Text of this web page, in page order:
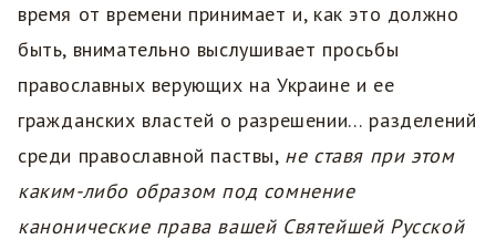
время от времени принимает и, как это должно
быть, внимательно выслушивает просьбы
православных верующих на Украине и ее
гражданских властей о разрешении… разделений
среди православной паствы, не ставя при этом
каким-либо образом под сомнение
канонические права вашей Святейшей Русской